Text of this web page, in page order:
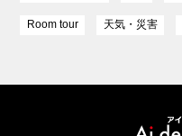
Room tour 天気・災害